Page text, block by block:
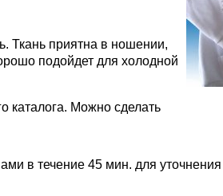
Ткань приятна в ношении,
подойдет для холодной
каталога. Можно сделать
в течение 45 мин. для уточнения